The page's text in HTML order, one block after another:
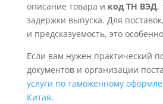
описание товара и код ТН ВЭД,
задержки выпуска. Для
и предсказуемость, это
Если вам нужен практический
документов и организации
услуги по таможенному
Китая.